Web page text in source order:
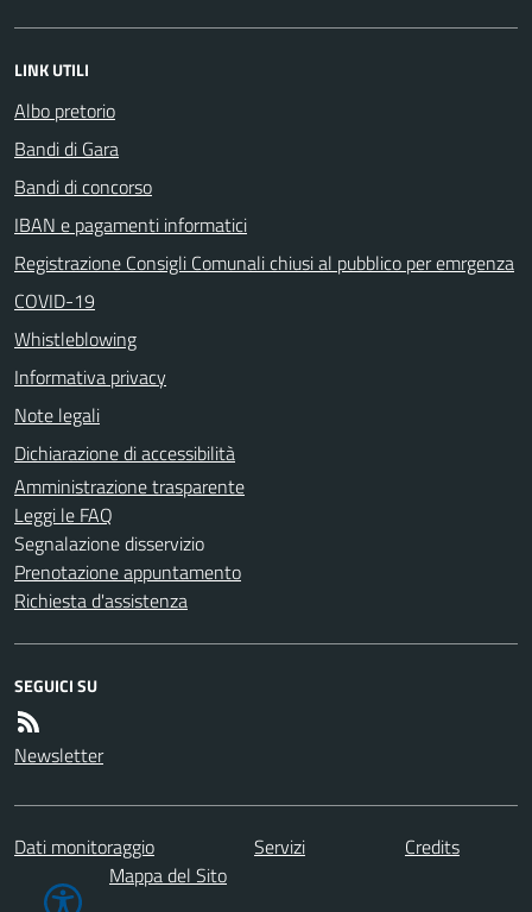
LINK UTILI
Albo pretorio
Bandi di Gara
Bandi di concorso
IBAN e pagamenti informatici
Registrazione Consigli Comunali chiusi al pubblico per emrgenza
COVID-19
Whistleblowing
Informativa privacy
Note legali
Dichiarazione di accessibilità
Amministrazione trasparente
Leggi le FAQ
Segnalazione disservizio
Prenotazione appuntamento
Richiesta d'assistenza
SEGUICI SU
Newsletter
Dati monitoraggio Servizi
Credits
Mappa del Sito